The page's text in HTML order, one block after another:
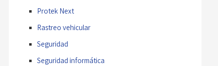
Protek Next
Rastreo vehicular
Seguridad
Seguridad informática